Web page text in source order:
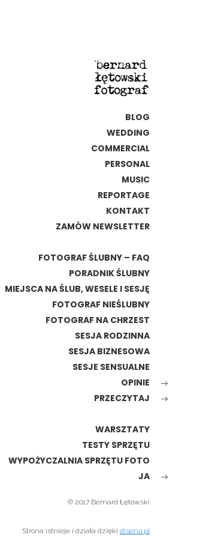
BLOG
WEDDING
COMMERCIAL
PERSONAL
MUSIC
REPORTAGE
KONTAKT
ZAMÓW NEWSLETTER
FOTOGRAF ŚLUBNY – FAQ
PORADNIK ŚLUBNY
MIEJSCA NA ŚLUB, WESELE I SESJĘ
FOTOGRAF NIEŚLUBNY
FOTOGRAF NA CHRZEST
SESJA RODZINNA
SESJA BIZNESOWA
SESJE SENSUALNE
OPINIE
PRZECZYTAJ
WARSZTATY
TESTY SPRZĘTU
WYPOŻYCZALNIA SPRZĘTU FOTO
JA
© 2017 Bernard Łętowski
Strona istnieje i działa dzięki disena.pl